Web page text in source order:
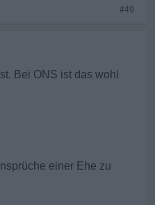
#49
Bei ONS ist das wohl
einer Ehe zu